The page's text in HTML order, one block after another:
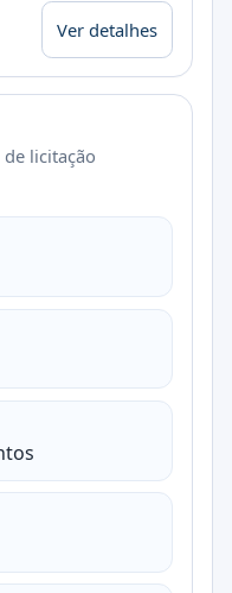
Ver detalhes
de licitação